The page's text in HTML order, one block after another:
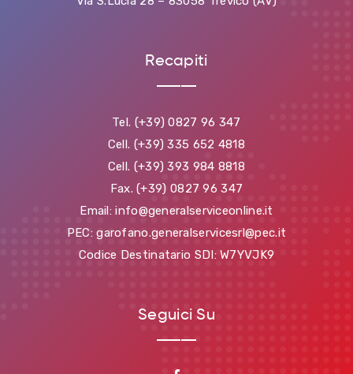
Recapiti
Tel. (+39) 0827 96 347
Cell. (+39) 335 652 4818
Cell. (+39) 393 984 8818
Fax. (+39) 0827 96 347
Email: info@generalserviceonline.it
PEC: garofano.generalservicesrl@pec.it
Codice Destinatario SDI: W7YVJK9
Seguici Su